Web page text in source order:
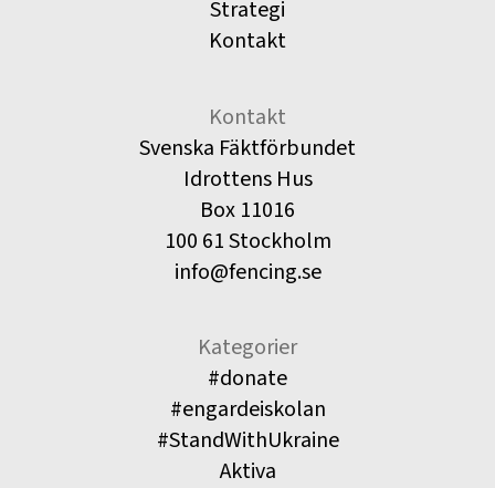
Strategi
Kontakt
Kontakt
Svenska Fäktförbundet
Idrottens Hus
Box 11016
100 61 Stockholm
info@fencing.se
Kategorier
#donate
#engardeiskolan
#StandWithUkraine
Aktiva